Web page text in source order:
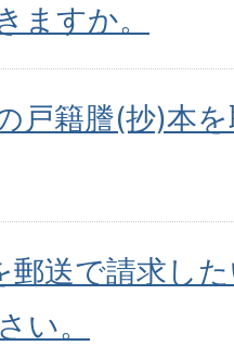
ますか。
戸籍謄(抄)本
郵送で請求し
い。